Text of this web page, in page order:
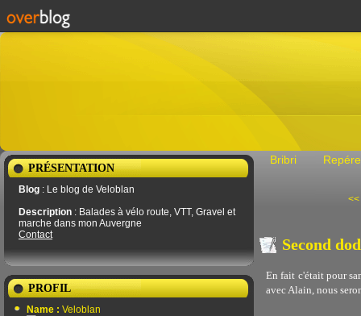
PRÉSENTATION
Blog : Le blog de Veloblan
Description : Balades à vélo route, VTT, Gravel et
marche dans mon Auvergne
Contact
PROFIL
Name : Veloblan
Bribri
Second
En fait c'était pour
avec Alain, nous